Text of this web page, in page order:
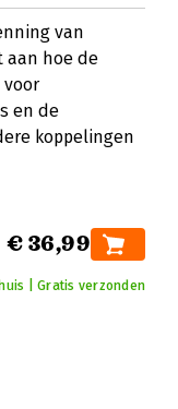
van
aan hoe de
en de
koppelingen
€ 36,99
| Gratis verzonden